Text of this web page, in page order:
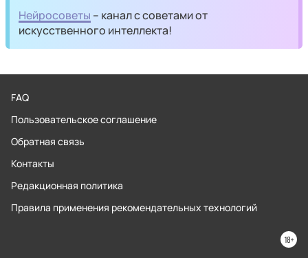
Нейросоветы – канал с советами от
искусственного интеллекта!
FAQ
Пользовательское соглашение
Обратная связь
Контакты
Редакционная политика
Правила применения рекомендательных технологий